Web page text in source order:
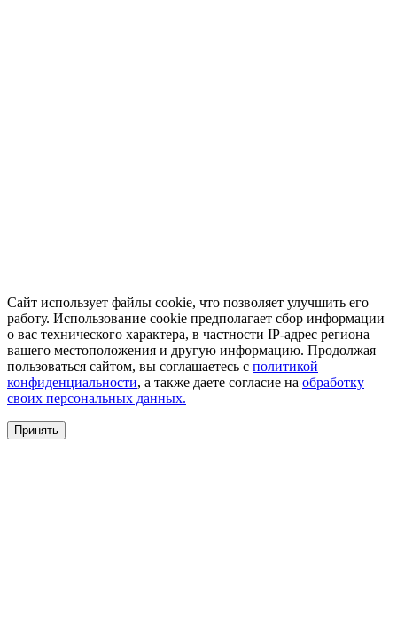
Сайт использует файлы cookie, что позволяет улучшить его
работу. Использование cookie предполагает сбор информации
о вас технического характера, в частности IP-адрес региона
вашего местоположения и другую информацию. Продолжая
пользоваться сайтом, вы соглашаетесь с политикой
конфиденциальности, а также даете согласие на обработку
своих персональных данных.
Принять